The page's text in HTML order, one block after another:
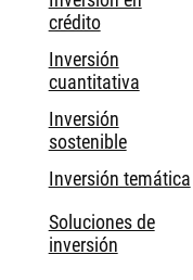
crédito
Inversión
cuantitativa
Inversión
sostenible
Inversión temática
Soluciones de
inversión